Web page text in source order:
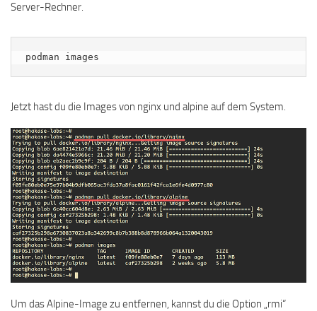
Server-Rechner.
podman images
Jetzt hast du die Images von nginx und alpine auf dem System.
Um das Alpine-Image zu entfernen, kannst du die Option „rmi“